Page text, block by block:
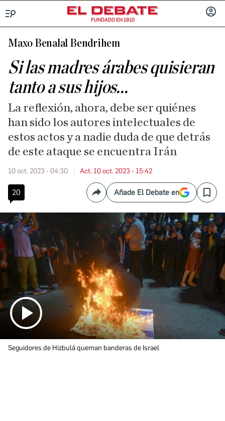
FUNDADO EN 1910
Maxo Benalal Bendrihem
Si las madres árabes quisieran
tanto a sus hijos...
La reflexión, ahora, debe ser quiénes
han sido los autores intelectuales de
estos actos y a nadie duda de que detrás
de este ataque se encuentra Irán
10 oct. 2023 - 04:30 Act. 10 oct. 2023 - 15:42
20 CompartirAñade El Debate en Save
Seguidores de Hizbulá queman banderas de Israel